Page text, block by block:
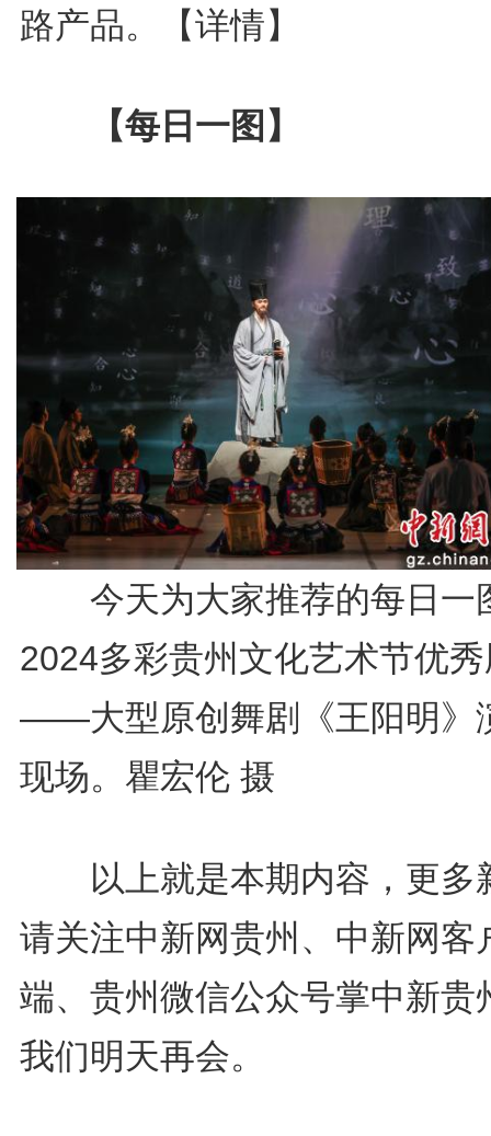
路产品。
【详情】
【每日一图】
今天为大家推荐的每日一
2024多彩贵州文化艺术节优
——大型原创舞剧《王阳明》
现场。瞿宏伦 摄
以上就是本期内容，更多
请关注中新网贵州、中新网客
端、贵州微信公众号掌中新贵
我们明天再会。